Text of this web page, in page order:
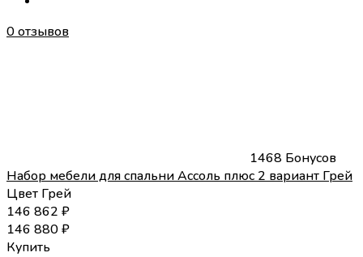
0 отзывов
1468 Бонусов
Набор мебели для спальни Ассоль плюс 2 вариант Грей
Цвет Грей
146 862 ₽
146 880₽
Купить